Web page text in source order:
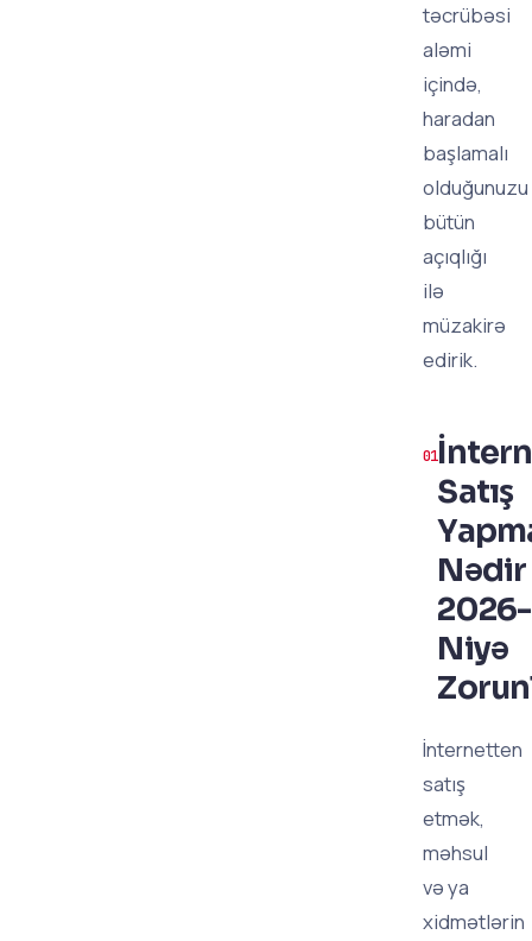
təcrübəsi
aləmi
içində,
haradan
başlamalı
olduğunuzu
bütün
açıqlığı
ilə
müzakirə
edirik.
Satış
Nədir
Niyə
İnternetten
satış
etmək,
məhsul
və ya
xidmətlərin